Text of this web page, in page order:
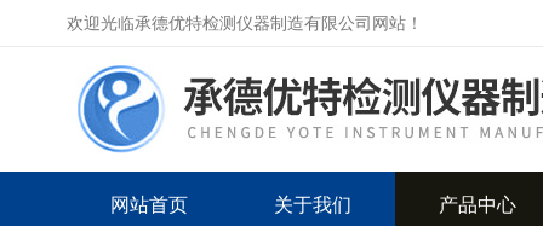
欢迎光临承德优特检测仪器制造有限公司网站！
网站首页 关于我们 产品中心